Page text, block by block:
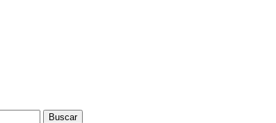
Buscar